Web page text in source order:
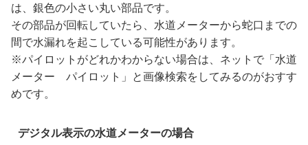
は、銀色の小さい丸い部品です。
その部品が回転していたら、水道メーターから蛇口までの
間で水漏れを起こしている可能性があります。
※パイロットがどれかわからない場合は、ネットで「水道
メーター パイロット」と画像検索をしてみるのがおすす
めです。
デジタル表示の水道メーターの場合